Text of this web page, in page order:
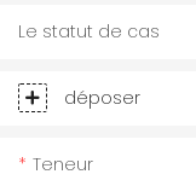
Le statut de cas
déposer
Teneur